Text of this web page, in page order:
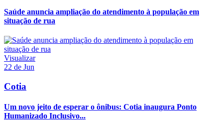
Saúde anuncia ampliação do atendimento à população em
situação de rua
Visualizar
22 de Jun
Cotia
Um novo jeito de esperar o ônibus: Cotia inaugura Ponto
Humanizado Inclusivo...